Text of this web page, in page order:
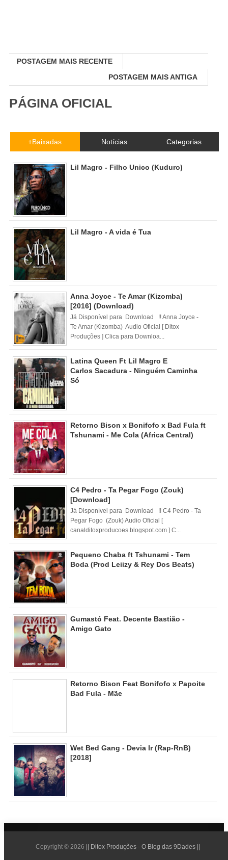
POSTAGEM MAIS RECENTE
POSTAGEM MAIS ANTIGA
PÁGINA OFICIAL
+Baixadas Notícias Categorias
Lil Magro - Filho Unico (Kuduro)
Lil Magro - A vida é Tua
Anna Joyce - Te Amar (Kizomba)
[2016] (Download)
Já Disponível para Download !! Anna Joyce -
Te Amar (Kizomba) Audio Oficial [ Ditox
Produções ] Clica para Downloa...
Latina Queen Ft Lil Magro E
Carlos Sacadura - Ninguém Caminha
Só
Retorno Bison x Bonifofo x Bad Fula ft
Tshunami - Me Cola (Africa Central)
C4 Pedro - Ta Pegar Fogo (Zouk)
[Download]
Já Disponível para Download !! C4 Pedro - Ta
Pegar Fogo (Zouk) Audio Oficial [
canalditoxproducoes.blogspot.com ] C...
Pequeno Chaba ft Tshunami - Tem
Boda (Prod Leiizy & Rey Dos Beats)
Gumastó Feat. Decente Bastião -
Amigo Gato
Retorno Bison Feat Bonifofo x Papoite
Bad Fula - Mãe
Wet Bed Gang - Devia Ir (Rap-RnB)
[2018]
Copyright ©2026 || Ditox Produções - O Blog das 9Dades ||